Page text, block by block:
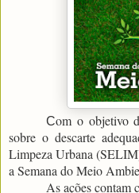
Com o objetivo
sobre o descarte
Limpeza Urbana
a Semana do Meio
As ações contam